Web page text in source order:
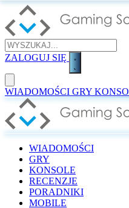
ZALOGUJ SIĘ
WIADOMOŚCI GRY
WIADOMOŚCI
GRY
KONSOLE
RECENZJE
PORADNIKI
MOBILE